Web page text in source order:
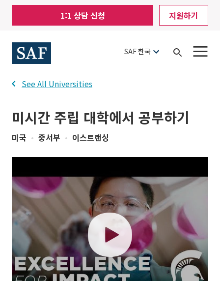
Skip
main
content
Utility
Menu
1:1 상담 신청 지원하기
SAF 한국
Open
See All Universities
미시간 주립 대학에서 공부하기
미국 • 중서부 • 이스트랜싱
play